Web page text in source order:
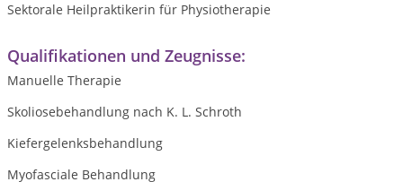
Sektorale Heilpraktikerin für Physiotherapie
Qualifikationen und Zeugnisse:
Manuelle Therapie
Skoliosebehandlung nach K. L. Schroth
Kiefergelenksbehandlung
Myofasciale Behandlung